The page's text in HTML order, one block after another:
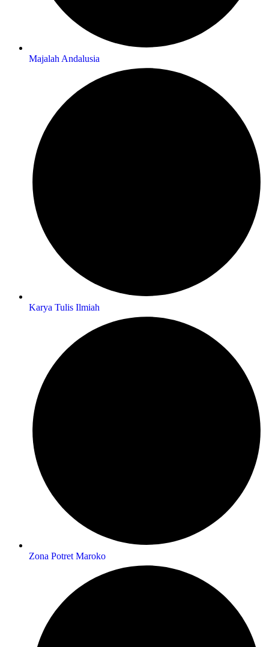
Majalah Andalusia
Karya Tulis Ilmiah
Zona Potret Maroko